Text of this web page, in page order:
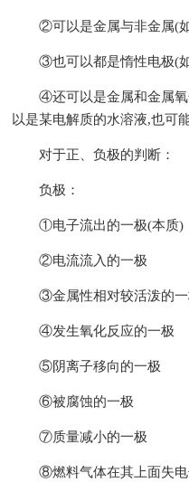
②可以是金属与非金属(如
③也可以都是惰性电极(如
④还可以是金属和金属氧
以是某电解质的水溶液,也可
对于正、负极的判断：
负极：
①电子流出的一极(本质)
②电流流入的一极
③金属性相对较活泼的一
④发生氧化反应的一极
⑤阴离子移向的一极
⑥被腐蚀的一极
⑦质量减小的一极
⑧燃料气体在其上面失电